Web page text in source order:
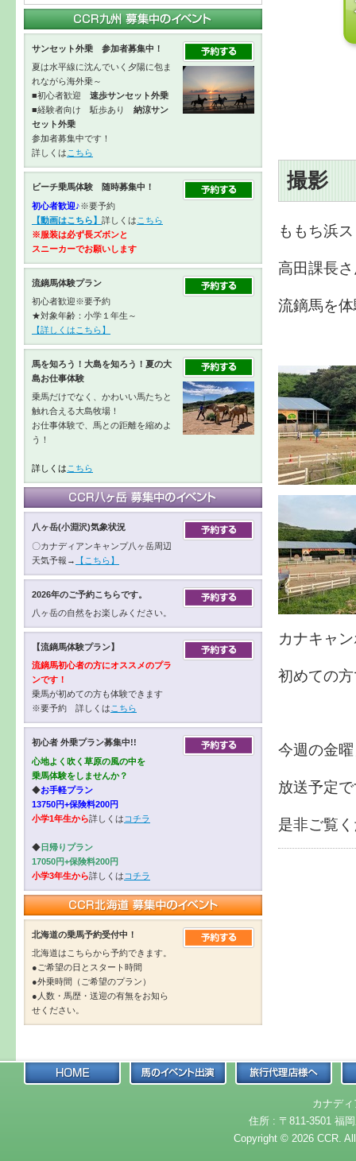
撮影
ももち浜
高田課長
流鏑馬を
カナキャ
初めての
今週の金
放送予定
是非ご覧
サンセット外乗 参加者募集中！
夏は水平線に沈んでいく夕陽に包ま
れながら海外乗～
■初心者歓迎 速歩サンセット外乗
■経験者向け 駈歩あり 納涼サン
セット外乗
参加者募集中です！
詳しくは こちら
ビーチ乗馬体験 随時募集中！
初心者歓迎♪※要予約
【動画はこちら】 詳しくは こちら
※服装は必ず長ズボンと
スニーカーでお願いします
流鏑馬体験プラン
初心者歓迎※要予約
★対象年齢：小学１年生～
【詳しくはこちら】
馬を知ろう！大島を知ろう！夏の大
島お仕事体験
乗馬だけでなく、かわいい馬たちと
触れ合える大島牧場！
お仕事体験で、馬との距離を縮めよ
う！
詳しくは こちら
八ヶ岳(小淵沢)気象状況
〇カナディアンキャンプ八ヶ岳周辺
天気予報→
【こちら】
2026年のご予約こちらです。
八ヶ岳の自然をお楽しみください。
【流鏑馬体験プラン】
流鏑馬初心者の方にオススメのプラ
ンです！
乗馬が初めての方も体験できます
※要予約 詳しくは こちら
初心者 外乗プラン募集中!!
心地よく吹く草原の風の中を
乗馬体験をしませんか？
◆お手軽プラン
13750円+保険料200円
小学1年生から詳しくは コチラ
◆日帰りプラン
17050円+保険料200円
小学3年生から詳しくは コチラ
北海道の乗馬予約受付中！
北海道はこちらから予約できます。
●ご希望の日とスタート時間
●外乗時間（ご希望のプラン）
●人数・馬歴・送迎の有無をお知ら
せください。
カナデ
住所 : 〒811-3501 福
Copyright © 2026 CCR.